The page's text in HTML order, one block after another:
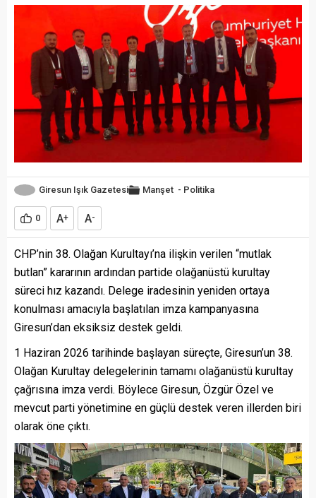
Giresun Işık Gazetesi Manşet - Politika
0 A+ A-
CHP’nin 38. Olağan Kurultayı’na ilişkin verilen “mutlak
butlan” kararının ardından partide olağanüstü kurultay
süreci hız kazandı. Delege iradesinin yeniden ortaya
konulması amacıyla başlatılan imza kampanyasına
Giresun’dan eksiksiz destek geldi.
1 Haziran 2026 tarihinde başlayan süreçte, Giresun’un 38.
Olağan Kurultay delegelerinin tamamı olağanüstü kurultay
çağrısına imza verdi. Böylece Giresun, Özgür Özel ve
mevcut parti yönetimine en güçlü destek veren illerden biri
olarak öne çıktı.